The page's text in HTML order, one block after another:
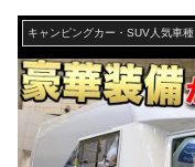
キャンピングカー・SUV人気車種